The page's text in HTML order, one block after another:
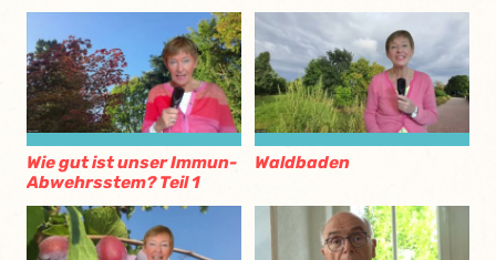
Wie gut ist unser Immun-
Abwehrsstem? Teil 1
Waldbaden